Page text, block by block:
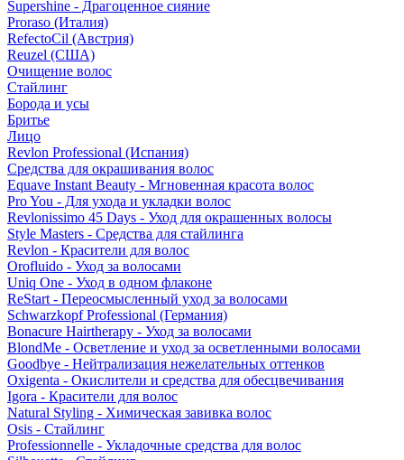
Supershine - Драгоценное сияние
Proraso (Италия)
RefectoCil (Австрия)
Reuzel (США)
Очищение волос
Стайлинг
Борода и усы
Бритье
Лицо
Revlon Professional (Испания)
Средства для окрашивания волос
Equave Instant Beauty - Мгновенная красота волос
Pro You - Для ухода и укладки волос
Revlonissimo 45 Days - Уход для окрашенных волосы
Style Masters - Средства для стайлинга
Revlon - Красители для волос
Orofluido - Уход за волосами
Uniq One - Уход в одном флаконе
ReStart - Переосмысленный уход за волосами
Schwarzkopf Professional (Германия)
Bonacure Hairtherapy - Уход за волосами
BlondMe - Осветление и уход за осветленными волосами
Goodbye - Нейтрализация нежелательных оттенков
Oxigenta - Окислители и средства для обесцвечивания
Igora - Красители для волос
Natural Styling - Химическая завивка волос
Osis - Стайлинг
Professionnelle - Укладочные средства для волос